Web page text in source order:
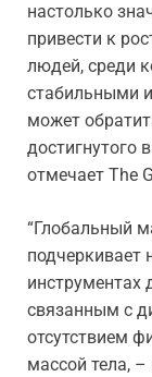
настолько
привести к
людей, среди
стабильными
может
достигнутого
отмечает The
“Глобальный
подчеркивает
инструментах
связанным с
отсутствием
массой тела,